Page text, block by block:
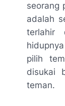
seorang
adalah
terlahir
pilih
disukai
teman.